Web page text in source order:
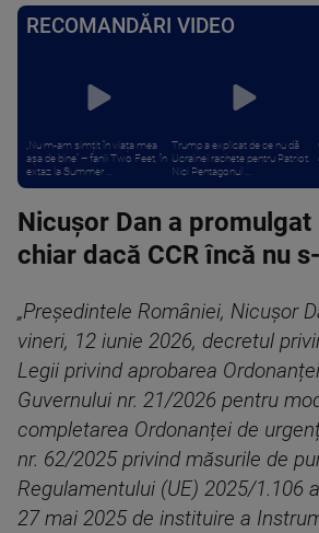
RECOMANDĂRI VIDEO
„Nu m-am simțit în viața mea
așa de bine” – fanii Two Feet, în
extaz la Summer ...
Trump a explicat de ce nu dă
Ucrainei rachete pentru Patriot:
Nici Pentagonul ...
Nicușor Dan a promulgat
chiar dacă CCR încă nu
„Președintele României, Nicușor
vineri, 12 iunie 2026, decretul
Legii privind aprobarea
Guvernului nr. 21/2026 pentru
completarea Ordonanței de
nr. 62/2025 privind măsurile de
Regulamentului (UE) 2025/1.106
27 mai 2025 de instituire a